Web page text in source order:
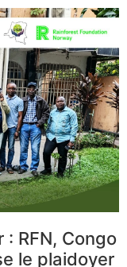
: RFN, Congo
le plaidoyer